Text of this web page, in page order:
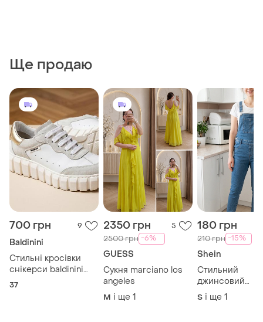
Ще продаю
700 грн 9
Baldinini
Стильні кросівки
снікерси baldinini
(оригінал), 36 розмір
37
2350 грн 5
2500 грн -6%
GUESS
Сукня marciano los
angeles
M і ще 1
180 грн
210 грн -15%
Shein
Стильний
джинсовий
комбінезон від
бренду shein
S і ще 1